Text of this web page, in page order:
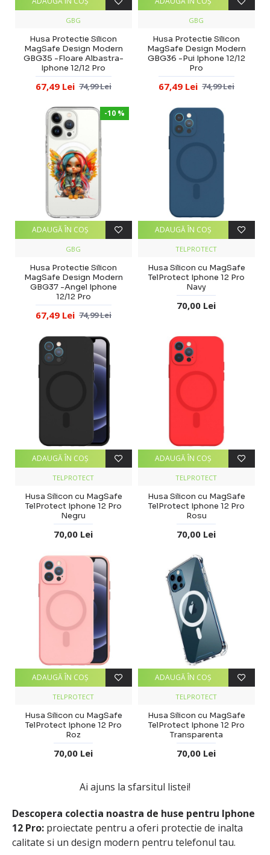
Descopera colectia noastra de huse pentru Iphone
12 Pro: proiectate pentru a oferi protectie de inalta
calitate si un design modern pentru telefonul tau.
GBG
Husa Protectie Silicon
MagSafe Design Modern
GBG35 -Floare Albastra-
Iphone 12/12 Pro
67,49 Lei 74,99 Lei
GBG
Husa Protectie Silicon
MagSafe Design Modern
GBG36 -Pui Iphone 12/12
Pro
67,49 Lei 74,99 Lei
-10 %
GBG
Husa Protectie Silicon
MagSafe Design Modern
GBG37 -Angel Iphone
12/12 Pro
67,49 Lei 74,99 Lei
ADAUGĂ ÎN COŞ
TELPROTECT
Husa Silicon cu MagSafe
TelProtect Iphone 12 Pro
Navy
70,00 Lei
ADAUGĂ ÎN COŞ
TELPROTECT
Husa Silicon cu MagSafe
TelProtect Iphone 12 Pro
Negru
70,00 Lei
ADAUGĂ ÎN COŞ
TELPROTECT
Husa Silicon cu MagSafe
TelProtect Iphone 12 Pro
Rosu
70,00 Lei
ADAUGĂ ÎN COŞ
TELPROTECT
Husa Silicon cu MagSafe
TelProtect Iphone 12 Pro
Roz
70,00 Lei
ADAUGĂ ÎN COŞ
TELPROTECT
Husa Silicon cu MagSafe
TelProtect Iphone 12 Pro
Transparenta
70,00 Lei
ADAUGĂ ÎN COŞ
Ai ajuns la sfarsitul listei!